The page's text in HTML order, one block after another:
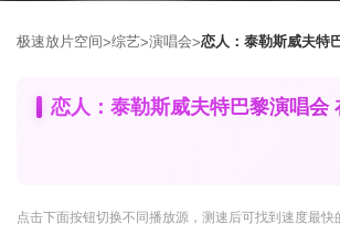
极速放片空间>综艺>演唱会>恋人：泰勒斯威夫特
恋人：泰勒斯威夫特巴黎演唱会
点击下面按钮切换不同播放源 ，测速后可找到速度最